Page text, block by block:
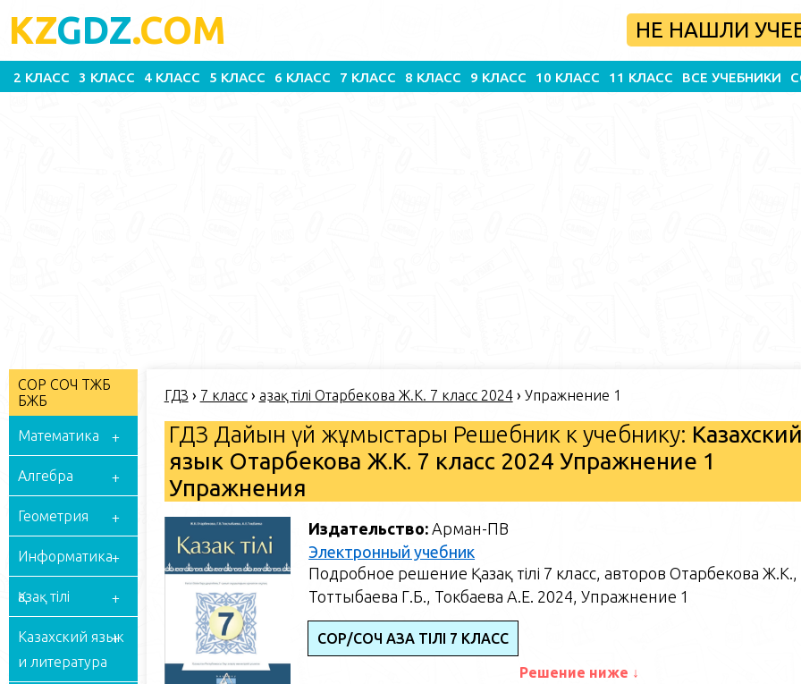
KZGDZ.COM НЕ НАШЛИ
2 КЛАСС 3 КЛАСС 4 КЛАСС 5 КЛАСС 6 КЛАСС 7 КЛАСС 8 КЛАСС 9 КЛАСС 10 КЛАСС 11 КЛАСС ВСЕ УЧЕБНИКИ
СОР СОЧ ТЖБ
БЖБ
Математика
Алгебра
Геометрия
Информатика
Қазақ тілі
Казахский язык
и литература
ГДЗ › 7 класс› Қазақ тілі Отарбекова Ж.К. 7 класс 2024› Упражнение 1
ГДЗ Дайын үй жұмыстары Решебник к учебнику:
язык Отарбекова Ж.К. 7 класс 2024 Упражнение 1
Упражнения
Издательство:Арман-ПВ
Электронный учебник
Подробное решение Қазақ тілі 7 класс, авторов Отарбекова Ж.К.,
Тоттыбаева Г.Б., Токбаева А.Е. 2024, Упражнение 1
СОР/СОЧ ҚАЗАҚ ТІЛІ 7 КЛАСС
Решение ниже ↓